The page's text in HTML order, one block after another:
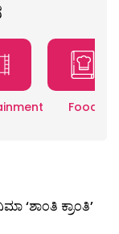
Food
‘ಶಾಂತಿ ಕ್ರಾಂತಿ’